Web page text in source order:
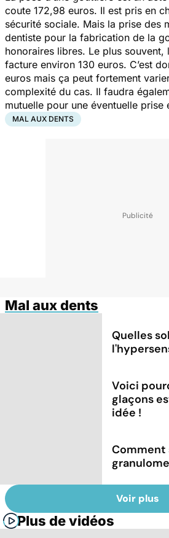
coute 172,98 euros. Il est pris en
sécurité sociale. Mais la prise des
dentiste pour la fabrication de la
honoraires libres. Le plus souvent,
facture environ 130 euros. C’est
euros mais ça peut fortement
complexité du cas. Il faudra
mutuelle pour une éventuelle prise
MAL AUX DENTS
Mal aux dents
Quelles
Voici
glaçons
idée !
Comment
Voir plus
Plus de vidéos